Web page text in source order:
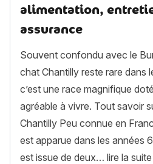
alimentation,
assurance
Souvent confondu avec le
chat Chantilly reste rare dans
c’est une race magnifique
agréable à vivre. Tout savoir
Chantilly Peu connue en
est apparue dans les années
est issue de deux… lire la suite